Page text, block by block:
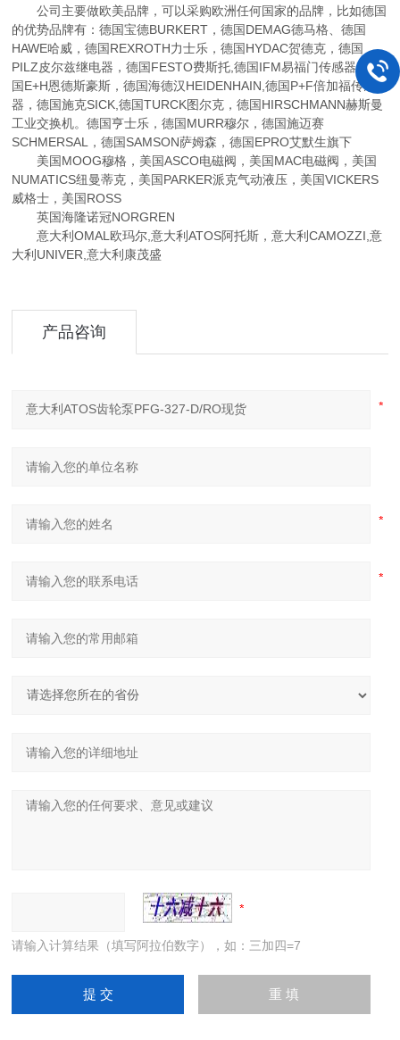
公司主要做欧美品牌，可以采购欧洲任何国家的品牌，比如德国
的优势品牌有：德国宝德BURKERT，德国DEMAG德马格、德国
HAWE哈威，德国REXROTH力士乐，德国HYDAC贺德克，德国
PILZ皮尔兹继电器，德国FESTO费斯托,德国IFM易福门传感器，德
国E+H恩德斯豪斯，德国海德汉HEIDENHAIN,德国P+F倍加福传感
器，德国施克SICK,德国TURCK图尔克，德国HIRSCHMANN赫斯曼
工业交换机。德国亨士乐，德国MURR穆尔，德国施迈赛
SCHMERSAL，德国SAMSON萨姆森，德国EPRO艾默生旗下
美国MOOG穆格，美国ASCO电磁阀，美国MAC电磁阀，美国
NUMATICS纽曼蒂克，美国PARKER派克气动液压，美国VICKERS
威格士，美国ROSS
英国海隆诺冠NORGREN
意大利OMAL欧玛尔,意大利ATOS阿托斯，意大利CAMOZZI,意
大利UNIVER,意大利康茂盛
产品咨询
请输入计算结果（填写阿拉伯数字），如：三加四=7